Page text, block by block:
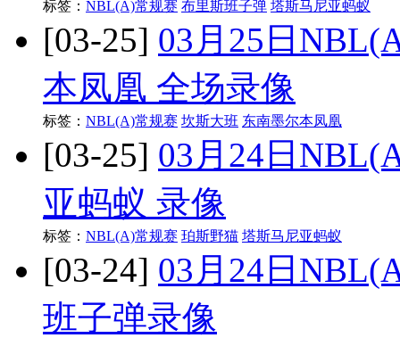
标签： NBL(A)常规赛 布里斯班子弹 塔斯马尼亚蚂蚁
[03-25] 03月25日
本凤凰 全场录像
标签： NBL(A)常规赛 坎斯大班 东南墨尔本凤凰
[03-25] 03月24日
亚蚂蚁 录像
标签： NBL(A)常规赛 珀斯野猫 塔斯马尼亚蚂蚁
[03-24] 03月24日
班子弹录像